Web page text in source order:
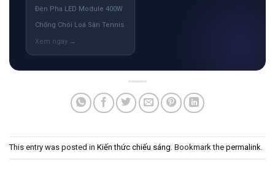
Đèn Pha LED Module 400W
Chống Chói Loá Sân Tennis
This entry was posted in Kiến thức chiếu sáng . Bookmark the permalink